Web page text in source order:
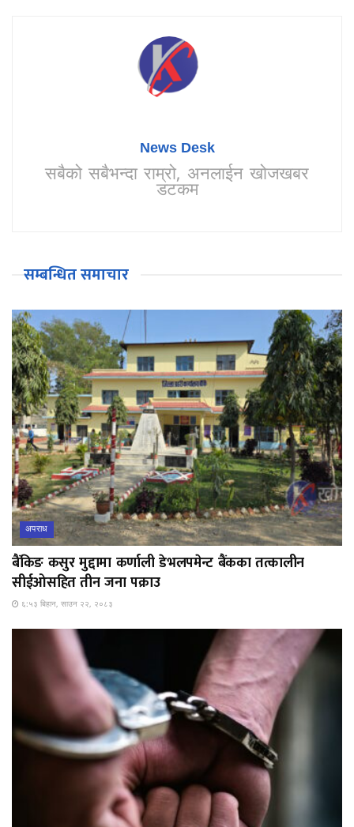
News Desk
सबैको सबैभन्दा राम्रो, अनलाईन खोजखबर
डटकम
सम्बन्धित समाचार
अपराध
बैंकिङ कसुर मुद्दामा कर्णाली डेभलपमेन्ट बैंकका तत्कालीन
सीईओसहित तीन जना पक्राउ
६:५३ बिहान, साउन २२, २०८३